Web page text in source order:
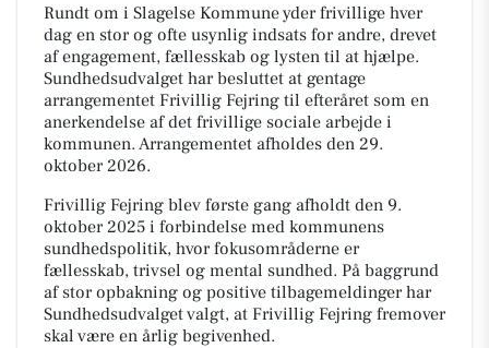
Rundt om i Slagelse Kommune yder frivillige hver
dag en stor og ofte usynlig indsats for andre, drevet
af engagement, fællesskab og lysten til at hjælpe.
Sundhedsudvalget har besluttet at gentage
arrangementet Frivillig Fejring til efteråret som en
anerkendelse af det frivillige sociale arbejde i
kommunen. Arrangementet afholdes den 29.
oktober 2026.
Frivillig Fejring blev første gang afholdt den 9.
oktober 2025 i forbindelse med kommunens
sundhedspolitik, hvor fokusområderne er
fællesskab, trivsel og mental sundhed. På baggrund
af stor opbakning og positive tilbagemeldinger har
Sundhedsudvalget valgt, at Frivillig Fejring fremover
skal være en årlig begivenhed.